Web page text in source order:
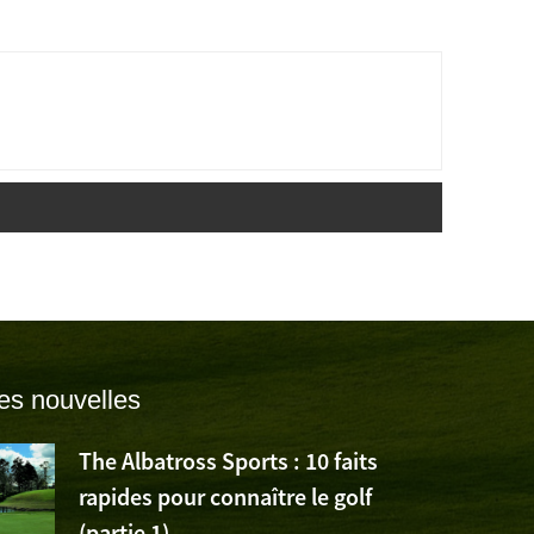
nouvelles
The Albatross Sports : 10 faits
rapides pour connaître le golf